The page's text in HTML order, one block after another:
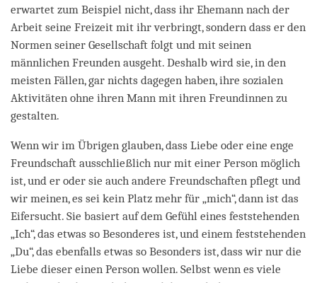
erwartet zum Beispiel nicht, dass ihr Ehemann nach der
Arbeit seine Freizeit mit ihr verbringt, sondern dass er den
Normen seiner Gesellschaft folgt und mit seinen
männlichen Freunden ausgeht. Deshalb wird sie, in den
meisten Fällen, gar nichts dagegen haben, ihre sozialen
Aktivitäten ohne ihren Mann mit ihren Freundinnen zu
gestalten.
Wenn wir im Übrigen glauben, dass Liebe oder eine enge
Freundschaft ausschließlich nur mit einer Person möglich
ist, und er oder sie auch andere Freundschaften pflegt und
wir meinen, es sei kein Platz mehr für „mich“, dann ist das
Eifersucht. Sie basiert auf dem Gefühl eines feststehenden
„Ich“, das etwas so Besonderes ist, und einem feststehenden
„Du“, das ebenfalls etwas so Besonders ist, dass wir nur die
Liebe dieser einen Person wollen. Selbst wenn es viele